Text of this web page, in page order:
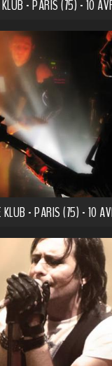
- PARIS (75) - 10
KLUB - PARIS (75) - 10